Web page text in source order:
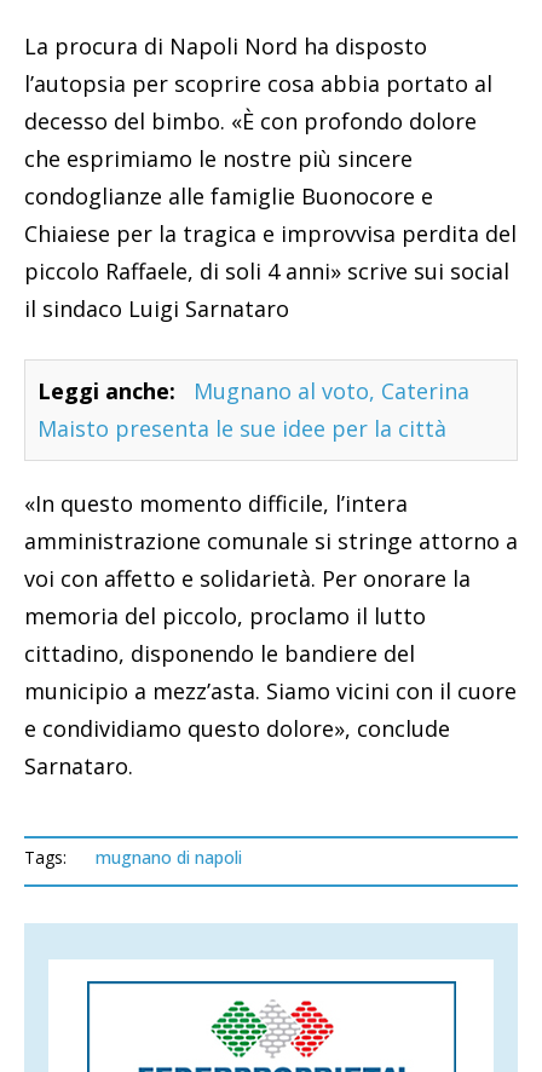
La procura di Napoli Nord ha disposto
l’autopsia per scoprire cosa abbia portato al
decesso del bimbo. «È con profondo dolore
che esprimiamo le nostre più sincere
condoglianze alle famiglie Buonocore e
Chiaiese per la tragica e improvvisa perdita del
piccolo Raffaele, di soli 4 anni» scrive sui social
il sindaco Luigi Sarnataro
Leggi anche:
Mugnano al voto, Caterina
Maisto presenta le sue idee per la città
«In questo momento difficile, l’intera
amministrazione comunale si stringe attorno a
voi con affetto e solidarietà. Per onorare la
memoria del piccolo, proclamo il lutto
cittadino, disponendo le bandiere del
municipio a mezz’asta. Siamo vicini con il cuore
e condividiamo questo dolore», conclude
Sarnataro.
Tags: mugnano di napoli